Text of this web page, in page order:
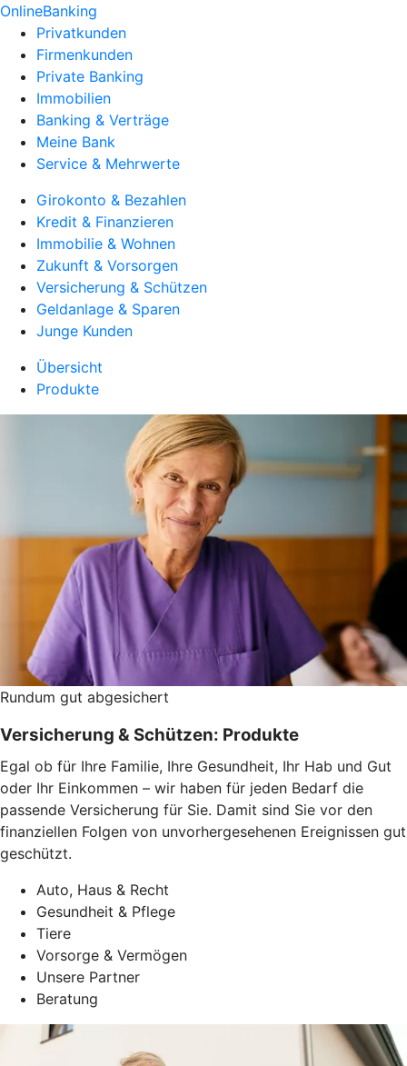
OnlineBanking
Privatkunden
Firmenkunden
Private Banking
Immobilien
Banking & Verträge
Meine Bank
Service & Mehrwerte
Girokonto & Bezahlen
Kredit & Finanzieren
Immobilie & Wohnen
Zukunft & Vorsorgen
Versicherung & Schützen
Geldanlage & Sparen
Junge Kunden
Übersicht
Produkte
Rundum gut abgesichert
Versicherung & Schützen: Produkte
Egal ob für Ihre Familie, Ihre Gesundheit, Ihr Hab und Gut
oder Ihr Einkommen – wir haben für jeden Bedarf die
passende Versicherung für Sie. Damit sind Sie vor den
finanziellen Folgen von unvorhergesehenen Ereignissen gut
geschützt.
Auto, Haus & Recht
Gesundheit & Pflege
Tiere
Vorsorge & Vermögen
Unsere Partner
Beratung